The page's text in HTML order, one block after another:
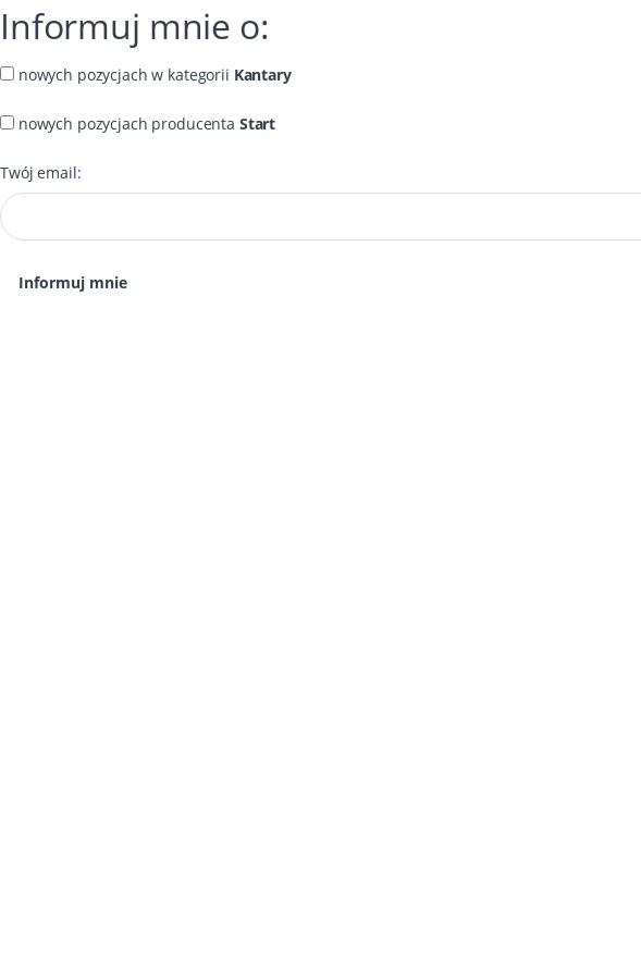
Informuj mnie o:
nowych pozycjach w kategorii Kantary
nowych pozycjach producenta Start
Twój email: